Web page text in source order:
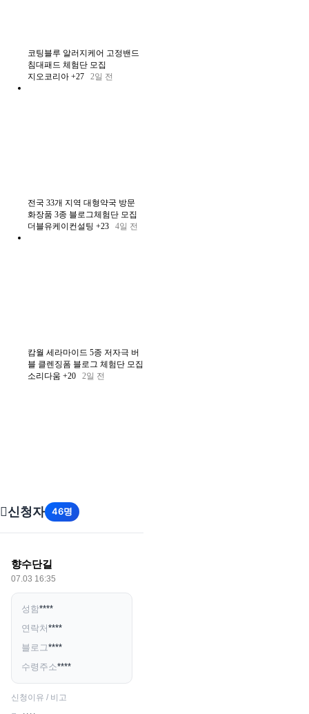
코팅블루 알러지케어 고정밴드
침대패드 체험단 모집
지오코리아 +27 2일 전
전국 33개 지역 대형약국 방문
화장품 3종 블로그체험단 모집
더블유케이컨설팅 +23 4일 전
캄월 세라마이드 5종 저자극 버
블 클렌징폼 블로그 체험단 모집
소리다움 +20 2일 전
신청자 46명
향수단길
07.03 16:35
성함****
연락처 ****
블로그****
수령주소****
신청이유 / 비고